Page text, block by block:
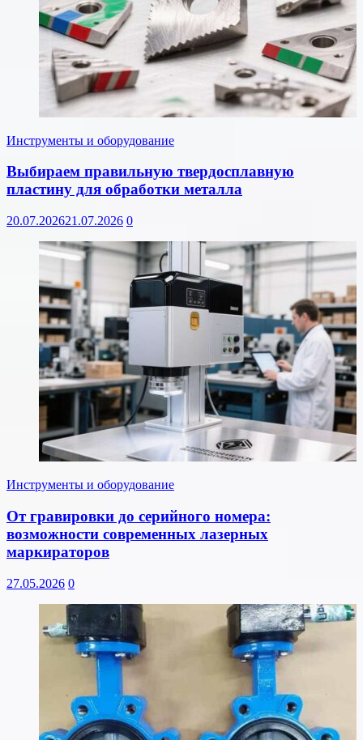
Инструменты и оборудование
Выбираем правильную твердосплавную
пластину для обработки металла
20.07.202621.07.2026 0
Инструменты и оборудование
От гравировки до серийного номера:
возможности современных лазерных
маркираторов
27.05.2026 0